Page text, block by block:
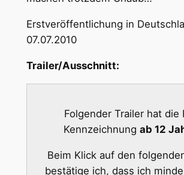
Erstveröffentlichung in
07.07.2010
Trailer/Ausschnitt:
Folgender Trailer hat die
Kennzeichnung ab 12
Beim Klick auf den
bestätige ich, dass ich